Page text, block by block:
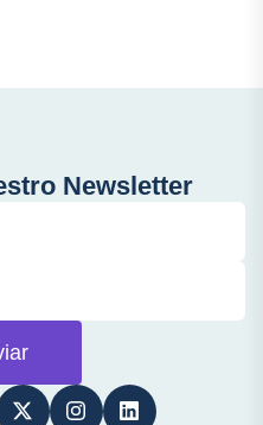
Newsletter